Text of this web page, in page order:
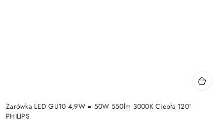
Żarówka LED GU10 4,9W = 50W 550lm 3000K Ciepła 120°
PHILIPS